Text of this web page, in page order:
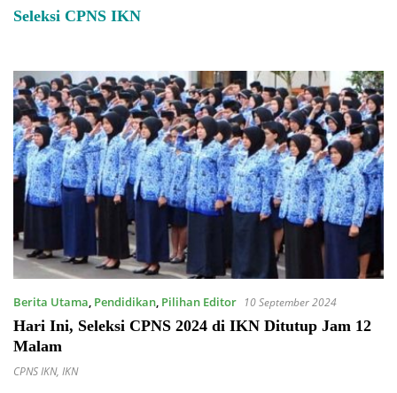
Seleksi CPNS IKN
Berita Utama, Pendidikan, Pilihan Editor 10 September 2024
Hari Ini, Seleksi CPNS 2024 di IKN Ditutup Jam 12
Malam
CPNS IKN, IKN